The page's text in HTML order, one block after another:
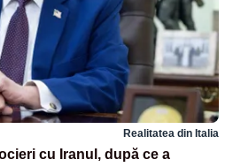
Realitatea din Italia
cu Iranul, după ce a